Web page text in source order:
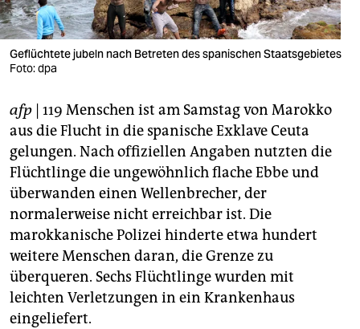
verlag
veranstaltungen
fragen & hilfe
unterstützen
abo
genossenschaft
epaper login
Geflüchtete jubeln nach Betreten des spanischen Staatsgebietes
Foto: dpa
afp | 119 Menschen ist am Samstag von Marokko
aus die Flucht in die spanische Exklave Ceuta
gelungen. Nach offiziellen Angaben nutzten die
Flüchtlinge die ungewöhnlich flache Ebbe und
überwanden einen Wellenbrecher, der
normalerweise nicht erreichbar ist. Die
marokkanische Polizei hinderte etwa hundert
weitere Menschen daran, die Grenze zu
überqueren. Sechs Flüchtlinge wurden mit
leichten Verletzungen in ein Krankenhaus
eingeliefert.